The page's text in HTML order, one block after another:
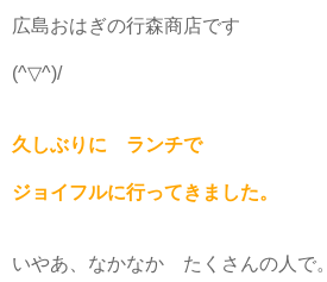
広島おはぎの行森商店です
(^▽^)/
久しぶりに ランチで
ジョイフルに行ってきました。
いやあ、なかなか たくさんの人で。